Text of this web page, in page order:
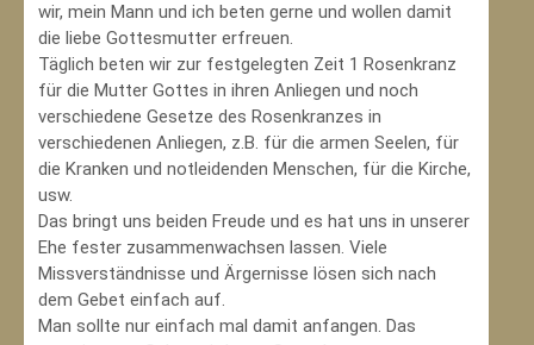
wir, mein Mann und ich beten gerne und wollen damit
die liebe Gottesmutter erfreuen.
Täglich beten wir zur festgelegten Zeit 1 Rosenkranz
für die Mutter Gottes in ihren Anliegen und noch
verschiedene Gesetze des Rosenkranzes in
verschiedenen Anliegen, z.B. für die armen Seelen, für
die Kranken und notleidenden Menschen, für die Kirche,
usw.
Das bringt uns beiden Freude und es hat uns in unserer
Ehe fester zusammenwachsen lassen. Viele
Missverständnisse und Ärgernisse lösen sich nach
dem Gebet einfach auf.
Man sollte nur einfach mal damit anfangen. Das